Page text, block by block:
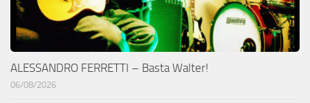
ALESSANDRO FERRETTI – Basta Walter!
06/08/2026